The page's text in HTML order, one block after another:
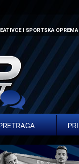
I SPORTSKA OPREMA